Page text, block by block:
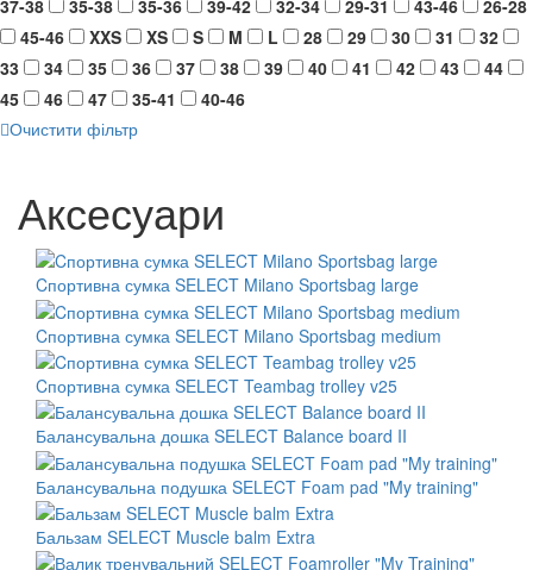
37-38
35-38 35-36 39-42 32-34 29-31 43-46
26-28
45-46
XXS XS S M L 28 29 30 31
32
33
34 35 36 37 38 39 40 41 42 43
44
45
46 47 35-41
40-46
Очистити фільтр
Аксесуари
Cпортивна сумка SELECT Milano Sportsbag large
Cпортивна сумка SELECT Milano Sportsbag medium
Cпортивна сумка SELECT Teambag trolley v25
Балансувальна дошка SELECT Balance board II
Балансувальна подушка SELECT Foam pad "My training"
Бальзам SELECT Muscle balm Extra